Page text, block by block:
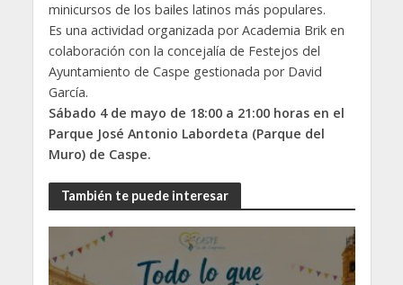
minicursos de los bailes latinos más populares.
Es una actividad organizada por Academia Brik en
colaboración con la concejalía de Festejos del
Ayuntamiento de Caspe gestionada por David
García.
Sábado 4 de mayo de 18:00 a 21:00 horas en el
Parque José Antonio Labordeta (Parque del
Muro) de Caspe.
También te puede interesar